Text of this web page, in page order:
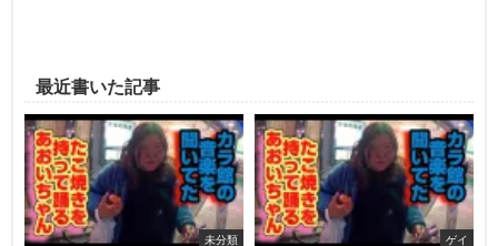
最近書いた記事
未分類 ゲイ